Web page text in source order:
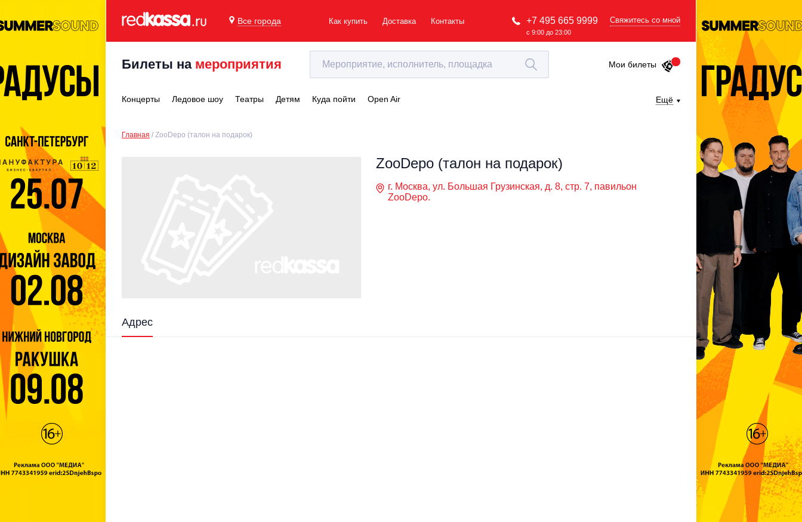
Все города Как купить Доставка Контакты +7 495 665 9999
с 9:00 до 23:00
Свяжитесь со мной
Билеты на мероприятия Мои билеты
Концерты Ледовое шоу Театры Детям Куда пойти Open Air Ещё
Главная ZooDepo (талон на подарок)
ZooDepo (талон на подарок)
г. Москва, ул. Большая Грузинская, д. 8, стр. 7, павильон
ZooDepo.
Адрес